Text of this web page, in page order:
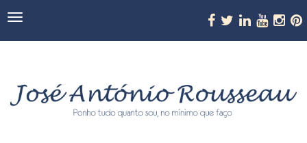
Navegação